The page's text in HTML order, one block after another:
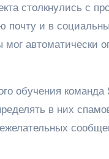
столкнулись с
почту и в
автоматически
обучения
в них